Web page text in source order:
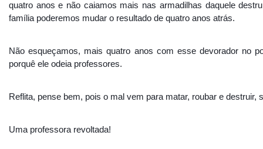
quatro anos e não caiamos mais nas armadilhas daquele
família poderemos mudar o resultado de quatro anos atrás.
Não esqueçamos, mais quatro anos com esse devorador no
porquê ele odeia professores.
Reflita, pense bem, pois o mal vem para matar, roubar e destruir,
Uma professora revoltada!